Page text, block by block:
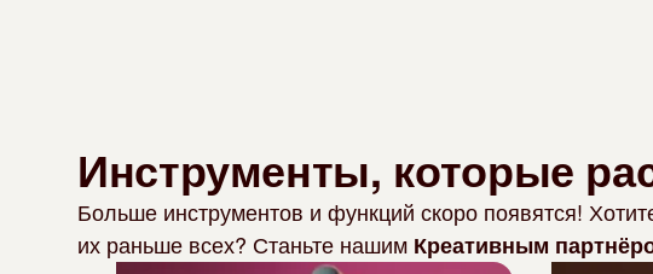
Инструменты, которые
Больше инструментов и функций скоро появятся!
их раньше всех? Станьте нашим Креативным